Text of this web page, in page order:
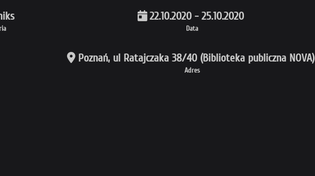
Data
22.10.2020 - 25.10.2020
Adres
Poznań, ul Ratajczaka 38/40 (Biblioteka publiczna NOVA)